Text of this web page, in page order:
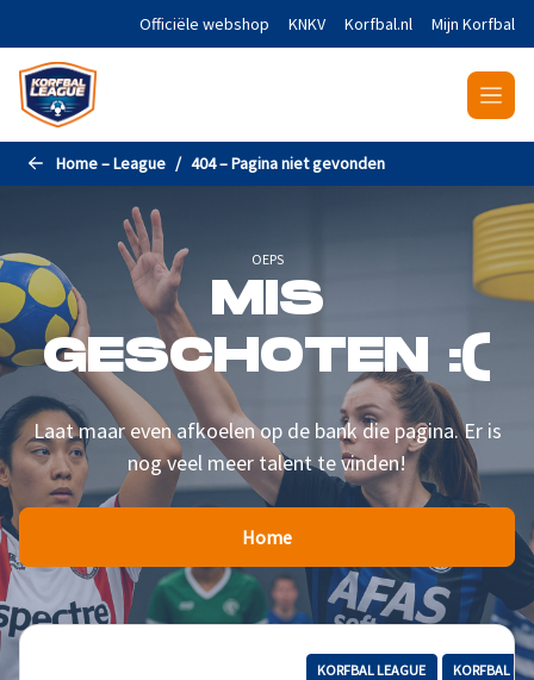
Naar de hoofdinhoud gaanOfficiële webshop KNKV Korfbal.nl Mijn Korfbal
Home – League 404 – Pagina niet gevonden
OEPS
MIS
GESCHOTEN :(
Laat maar even afkoelen op de bank die pagina. Er is
nog veel meer talent te vinden!
Home
KORFBAL LEAGUE KORFBAL